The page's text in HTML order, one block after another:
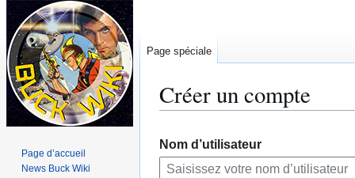
Créer un compte
à
àNom d’utilisateur
Page spéciale
Page d’accueil
News Buck Wiki